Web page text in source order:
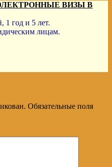
ВИЗЫ В
1 год и 5 лет.
лицам.
Обязательные поля